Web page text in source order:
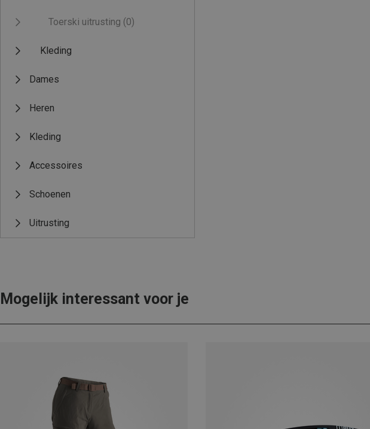
Toerski uitrusting (0)
Kleding
Dames
Heren
Kleding
Accessoires
Schoenen
Uitrusting
Mogelijk interessant voor je